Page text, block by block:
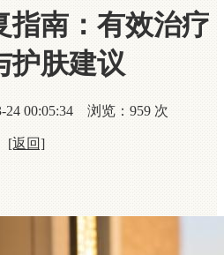
指南：有效治疗
护肤建议
24 00:05:34 浏览： 959 次
[返回]